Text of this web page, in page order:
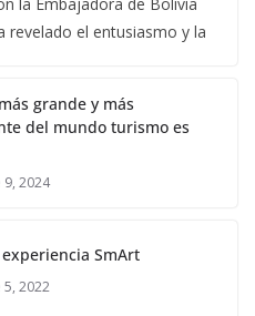
revelado el entusiasmo y la
grande y más
del mundo turismo es
2024
SmArt
2022